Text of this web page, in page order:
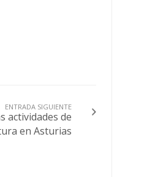
ENTRADA SIGUIENTE
actividades de
en Asturias